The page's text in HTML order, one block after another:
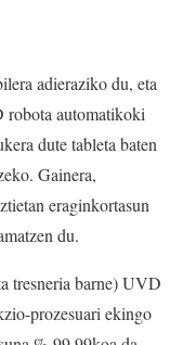
adieraziko du, eta
robota automatikoki
dute tableta baten
Gainera,
eraginkortasun
du.
tresneria barne) UVD
prozesuari ekingo